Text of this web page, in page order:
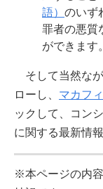
語） のいず
罪者の悪質
ができます。
そして当然なが
ローし、 マカフ
ックして、コン
に関する最新情
※本ページの内